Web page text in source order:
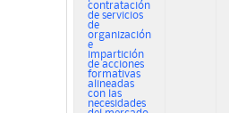
contratación
de servicios
de
organización
e
impartición
de acciones
formativas
alineadas
con las
necesidades